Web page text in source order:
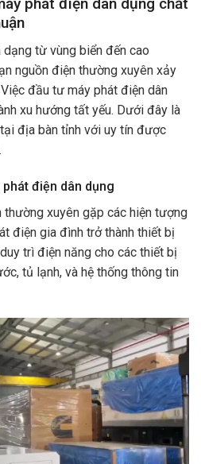
phát điện dân dụng chất
từ vùng biển đến cao
nguồn điện thường xuyên xảy
đầu tư máy phát điện dân
xu hướng tất yếu. Dưới đây là
địa bàn tỉnh với uy tín được
điện dân dụng
thường xuyên gặp các hiện tượng
điện gia đình trở thành thiết bị
trì điện năng cho các thiết bị
tủ lạnh, và hệ thống thông tin